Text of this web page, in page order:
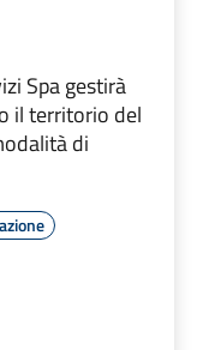
Spa gestirà
il territorio del
di